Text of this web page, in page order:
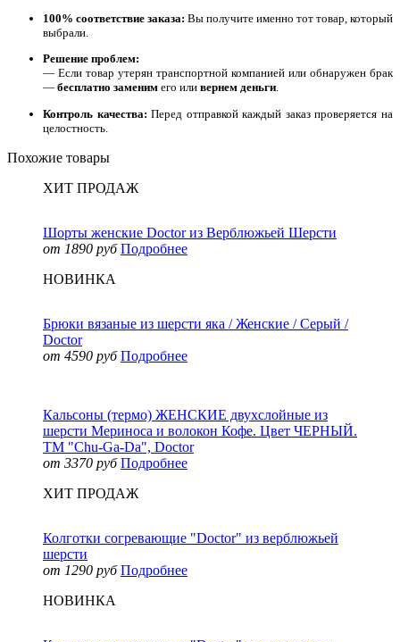
100% соответствие заказа: Вы получите именно тот товар, который
выбрали.
Решение проблем:
— Если товар утерян транспортной компанией или обнаружен брак
— бесплатно заменим его или вернем деньги.
Контроль качества: Перед отправкой каждый заказ проверяется на
целостность.
Похожие товары
ХИТ ПРОДАЖ
Шорты женские Doctor из Верблюжьей Шерсти
от 1890 руб Подробнее
НОВИНКА
Брюки вязаные из шерсти яка / Женские / Серый /
Doctor
от 4590 руб Подробнее
Кальсоны (термо) ЖЕНСКИЕ двухслойные из
шерсти Мериноса и волокон Кофе. Цвет ЧЕРНЫЙ.
ТМ "Chu-Ga-Da", Doctor
от 3370 руб Подробнее
ХИТ ПРОДАЖ
Колготки согревающие "Doctor" из верблюжьей
шерсти
от 1290 руб Подробнее
НОВИНКА